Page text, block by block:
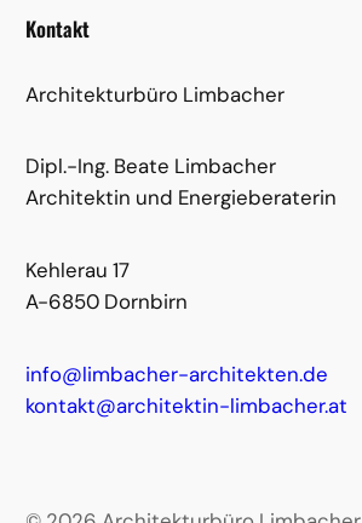
Kontakt
Architekturbüro Limbacher
Dipl.-Ing. Beate Limbacher
Architektin und Energieberaterin
Kehlerau 17
A-6850 Dornbirn
info@limbacher-architekten.de
kontakt@architektin-limbacher.at